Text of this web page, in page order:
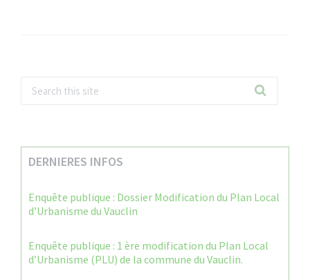
DERNIERES INFOS
Enquête publique : Dossier Modification du Plan Local
d’Urbanisme du Vauclin
Enquête publique : 1 ère modification du Plan Local
d’Urbanisme (PLU) de la commune du Vauclin.